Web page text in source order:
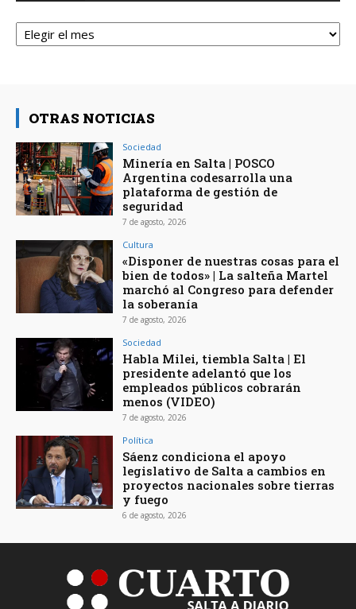
Archivos
OTRAS NOTICIAS
Sociedad
Minería en Salta | POSCO
Argentina codesarrolla una
plataforma de gestión de
seguridad
7 de agosto, 2026
Cultura
«Disponer de nuestras cosas para el
bien de todos» | La salteña Martel
marchó al Congreso para defender
la soberanía
7 de agosto, 2026
Sociedad
Habla Milei, tiembla Salta | El
presidente adelantó que los
empleados públicos cobrarán
menos (VIDEO)
7 de agosto, 2026
Política
Sáenz condiciona el apoyo
legislativo de Salta a cambios en
proyectos nacionales sobre tierras
y fuego
6 de agosto, 2026